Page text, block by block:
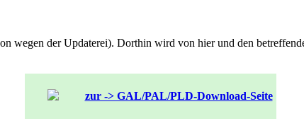
wegen der Updaterei). Dorthin wird von hier und den
zur -> GAL/PAL/PLD-Download-Seite